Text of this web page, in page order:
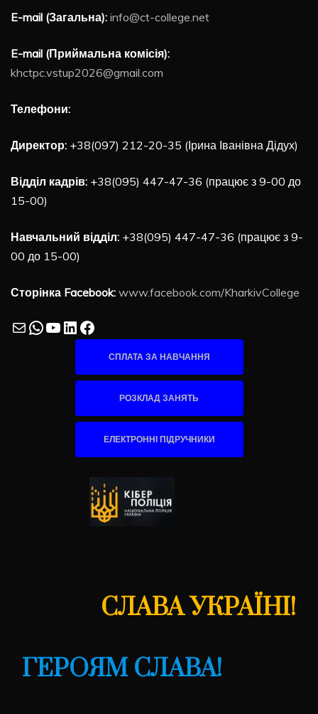
E-mail (Загальна): info@ct-college.net
E-mail (Приймальна комісія):
khctpc.vstup2026@gmail.com
Телефони:
Директор: +38(097) 212-20-35 (Ірина Іванівна Дідух)
Відділ кадрів: +38(095) 447-47-36 (працює з 9-00 до
15-00)
Навчальний відділ: +38(095) 447-47-36 (працює з 9-
00 до 15-00)
Сторінка Facebook: www.facebook.com/KharkivCollege
MailWhatsApp
YouTube
LinkedIn
Facebook
СПЛАТА ЗА НАВЧАННЯ
РОЗКЛАД ЗАНЯТЬ
ЕЛЕКТРОННІ ПІДРУЧНИКИ
СЛАВА УКРАЇНІ!
ГЕРОЯМ СЛАВА!